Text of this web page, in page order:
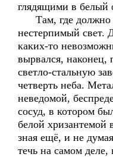
глядящими в белый
Там, где должно
нестерпимый свет.
каких-то
вырвался, наконец,
светло-стальную
четверть неба.
неведомой,
сосуд, в котором
белой хризантемой
зная ещё, и не
течь на самом